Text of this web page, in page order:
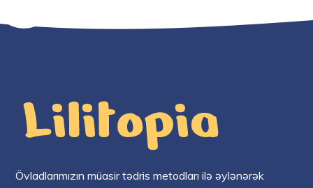
Övladlarımızın müasir tədris metodları ilə əylənərək